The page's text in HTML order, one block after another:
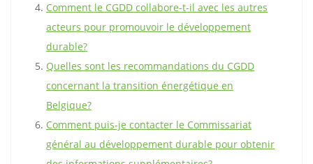
Comment le CGDD collabore-t-il avec les autres
acteurs pour promouvoir le développement
durable?
Quelles sont les recommandations du CGDD
concernant la transition énergétique en
Belgique?
Comment puis-je contacter le Commissariat
général au développement durable pour obtenir